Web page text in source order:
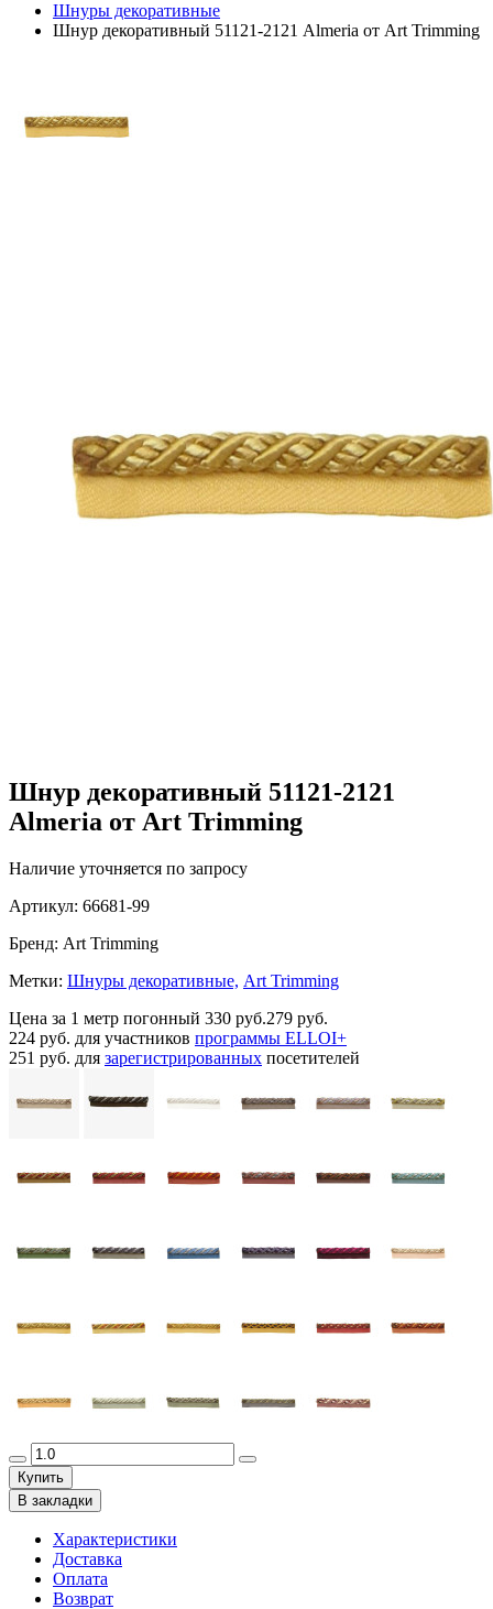
Шнуры декоративные
Шнур декоративный 51121-2121 Almeria от Art Trimming
Шнур декоративный 51121-2121
Almeria от Art Trimming
Наличие уточняется по запросу
Артикул: 66681-99
Бренд: Art Trimming
Метки: Шнуры декоративные, Art Trimming
Цена за 1 метр погонный 330 руб.279 руб.
224 руб. для участников программы ELLOI+
251 руб. для зарегистрированных посетителей
Купить
В закладки
Характеристики
Доставка
Оплата
Возврат